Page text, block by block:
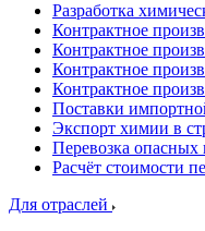
Разработка
Контрактное
Контрактное
Контрактное
Контрактное
Поставки
Экспорт химии в
Перевозка опасных
Расчёт стоимости
Для отраслей